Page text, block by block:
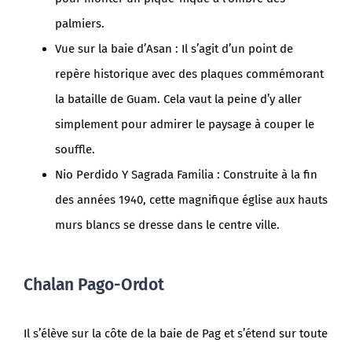
palmiers.
Vue sur la baie d’Asan : Il s’agit d’un point de
repère historique avec des plaques commémorant
la bataille de Guam. Cela vaut la peine d’y aller
simplement pour admirer le paysage à couper le
souffle.
Nio Perdido Y Sagrada Familia : Construite à la fin
des années 1940, cette magnifique église aux hauts
murs blancs se dresse dans le centre ville.
Chalan Pago-Ordot
Il s’élève sur la côte de la baie de Pag et s’étend sur toute